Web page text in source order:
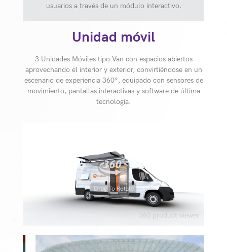
usuarios a través de un módulo interactivo.
Unidad móvil
3 Unidades Móviles tipo Van con espacios abiertos
aprovechando el interior y exterior, convirtiéndose en un
escenario de experiencia 360°, equipado con sensores de
movimiento, pantallas interactivas y software de última
tecnología.
360 product viewer
Drag To Rotate